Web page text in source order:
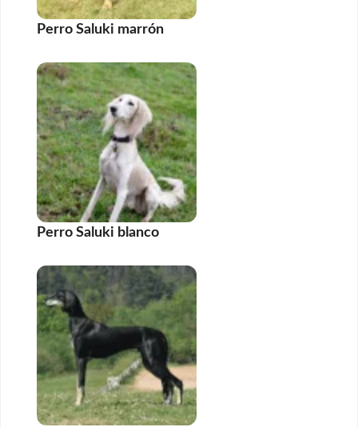
Perro Saluki marrón
Perro Saluki blanco